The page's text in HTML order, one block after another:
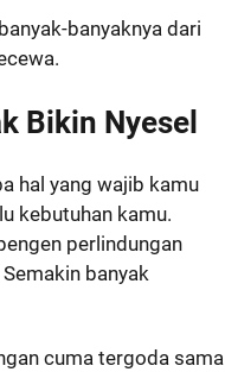
banyaknya dari
Bikin Nyesel
hal yang wajib kamu
kebutuhan kamu.
perlindungan
banyak
cuma tergoda sama